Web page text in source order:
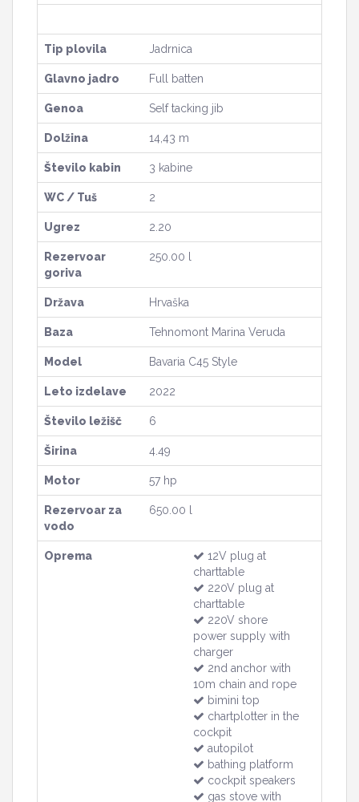
Tip plovila Jadrnica
Glavno jadro Full batten
Genoa Self tacking jib
Dolžina 14,43 m
Število kabin 3 kabine
WC / Tuš 2
Ugrez 2.20
Rezervoar
goriva
250.00 l
Država Hrvaška
Baza Tehnomont Marina Veruda
Model Bavaria C45 Style
Leto izdelave 2022
Število ležišč 6
Širina 4.49
Motor 57 hp
Rezervoar za
vodo
650.00 l
Oprema
12V plug at
charttable
220V plug at
charttable
220V shore
power supply with
charger
2nd anchor with
10m chain and rope
bimini top
chartplotter in the
cockpit
autopilot
bathing platform
cockpit speakers
gas stove with